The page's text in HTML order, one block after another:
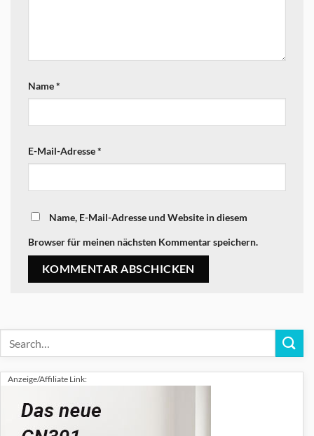
Name*
E-Mail-Adresse*
Name, E-Mail-Adresse und Website in diesem
Browser für meinen nächsten Kommentar speichern.
Anzeige/Affiliate Link: